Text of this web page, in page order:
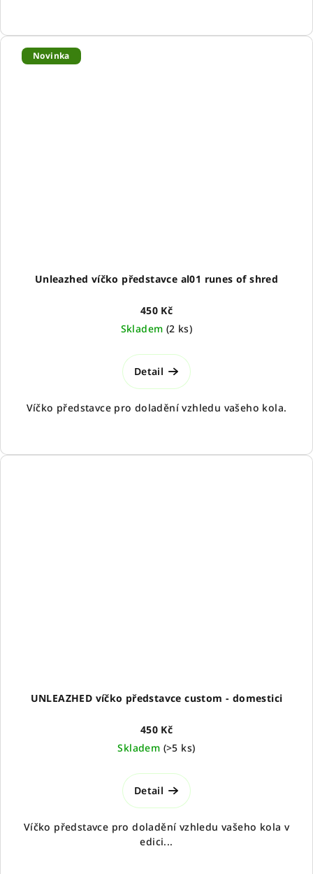
Novinka
Unleazhed víčko představce al01 runes of shred
450 Kč
Skladem (2 ks)
Detail
Víčko představce pro doladění vzhledu vašeho kola.
UNLEAZHED víčko představce custom - domestici
450 Kč
Skladem (>5 ks)
Detail
Víčko představce pro doladění vzhledu vašeho kola v
edici...